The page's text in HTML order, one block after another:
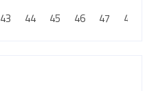
43 44 45 46 47 48